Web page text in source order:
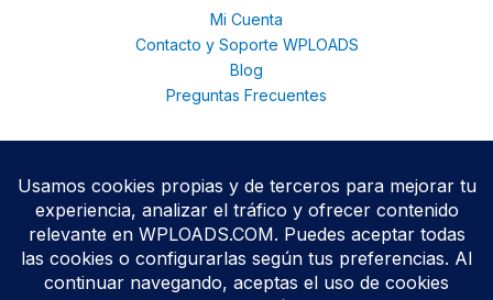
Mi Cuenta
Contacto y Soporte WPLOADS
Blog
Preguntas Frecuentes
© 2026 WPloads | Descarga Plugins y Temas Premium para